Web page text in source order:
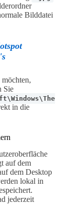
Bilddatei
Sie
in die
auf dem
dem Desktop
lokal in
jederzeit